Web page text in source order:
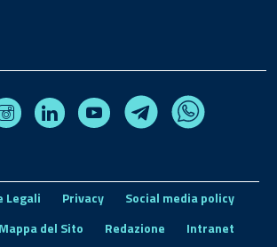
InstagramLinkedin Youtube TelegramWhatsapp
Legali Privacy
Social media policy
Mappa del Sito
Redazione Intranet